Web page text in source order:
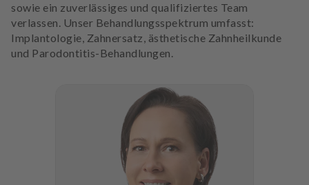
sowie ein zuverlässiges und qualifiziertes Team
verlassen. Unser Behandlungsspektrum umfasst:
Implantologie, Zahnersatz, ästhetische Zahnheilkunde
und Parodontitis-Behandlungen.